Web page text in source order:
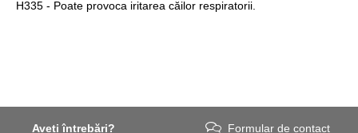
H335 - Poate provoca iritarea căilor respiratorii.
Aveți întrebări? Formular de contact